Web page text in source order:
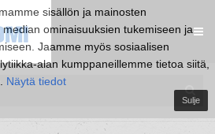
sisällön ja mainosten
ominaisuuksien tukemiseen ja
Jaamme myös sosiaalisen
alan kumppaneillemme tietoa siitä,
Näytä tiedot
Sulje